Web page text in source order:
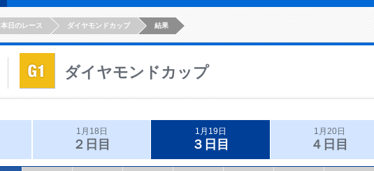
本日のレース ダイヤモンドカップ 結果
ダイヤモンドカップ
1月18日
２日目
1月19日
３日目
1月20日
４日目